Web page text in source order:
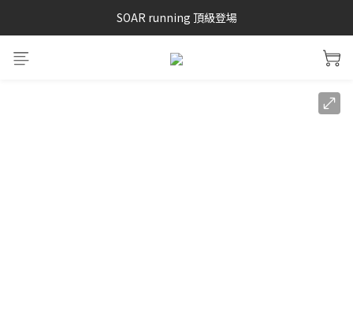
SAYSKY 26'春夏兩件85折
SOAR running 頂級登場
加入LINE好友 再領100購物金 點我加入